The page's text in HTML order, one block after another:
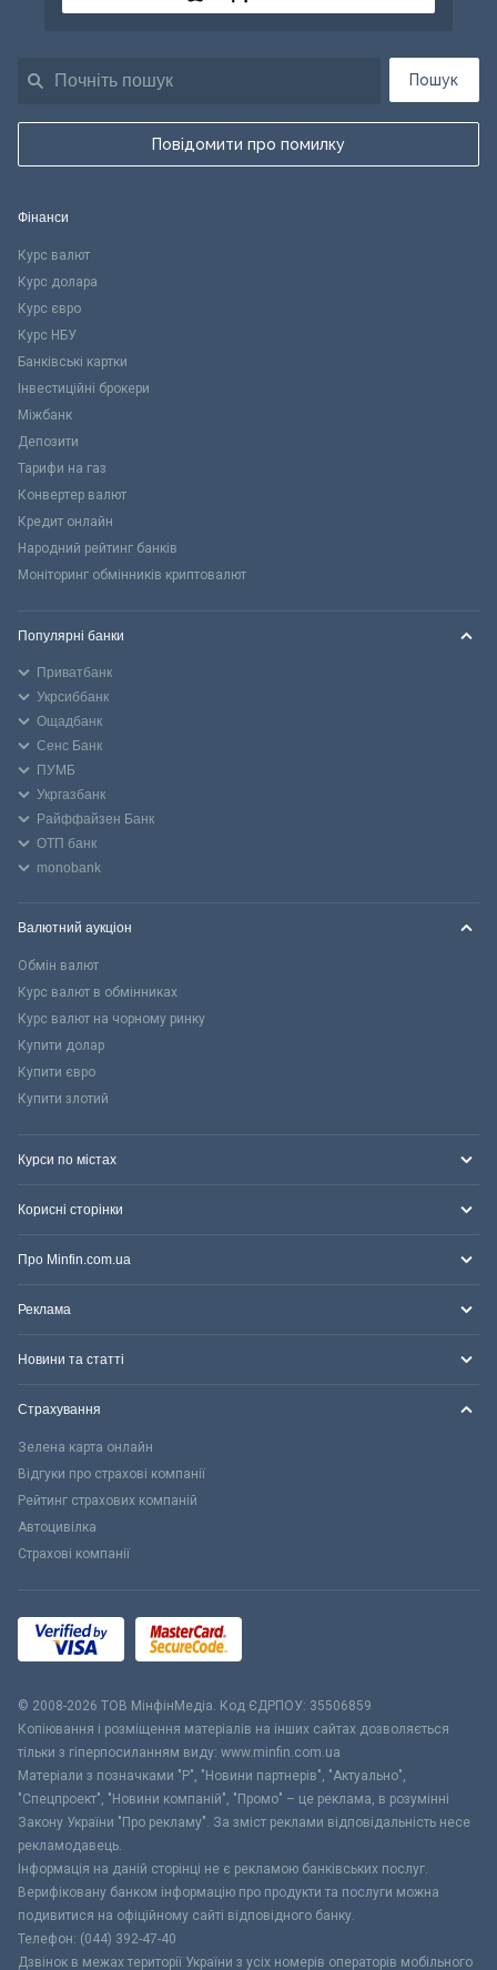
Пошук
Повідомити про помилку
Фінанси
Курс валют
Курс долара
Курс євро
Курс НБУ
Банківські картки
Інвестиційні брокери
Міжбанк
Депозити
Тарифи на газ
Конвертер валют
Кредит онлайн
Народний рейтинг банків
Моніторинг обмінників криптовалют
Популярні банки
Приватбанк
Укрсиббанк
Ощадбанк
Сенс Банк
ПУМБ
Укргазбанк
Райффайзен Банк
ОТП банк
monobank
Валютний аукціон
Обмін валют
Курс валют в обмінниках
Курс валют на чорному ринку
Купити долар
Купити євро
Купити злотий
Курси по містах
Корисні сторінки
Про Minfin.com.ua
Реклама
Новини та статті
Страхування
Зелена карта онлайн
Відгуки про страхові компанії
Рейтинг страхових компаній
Автоцивілка
Страхові компанії
© 2008-2026 ТОВ МiнфiнМедiа. Код ЄДРПОУ: 35506859
Копіювання і розміщення матеріалів на інших сайтах дозволяється
тільки з гіперпосиланням виду: www.minfin.com.ua
Матеріали з позначками "Р", "Новини партнерів", "Актуально",
"Спецпроект", "Новини компаній", "Промо" – це реклама, в розумінні
Закону України "Про рекламу". За зміст реклами відповідальність несе
рекламодавець.
Інформація на даній сторінці не є рекламою банківських послуг.
Верифіковану банком інформацію про продукти та послуги можна
подивитися на офіційному сайті відповідного банку.
Телефон: (044) 392-47-40
Дзвінок в межах території України з усіх номерів операторів мобільного